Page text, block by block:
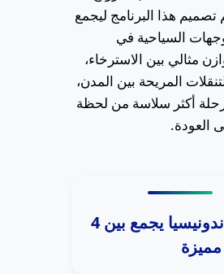
تصميم هذا البرنامج ليجمع
السياحية في
مثالي بين الاسترخاء،
المريحة بين المدن،
أكثر سلاسة من لحظة
العودة.
عرض إندونيسيا يجمع بين 4